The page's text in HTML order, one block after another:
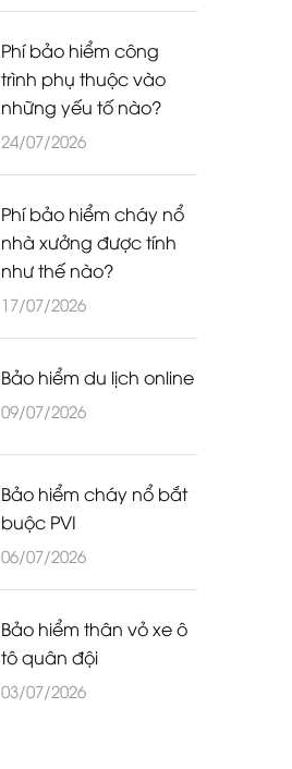
Phí bảo hiểm công
trình phụ thuộc vào
những yếu tố nào?
24/07/2026
Phí bảo hiểm cháy nổ
nhà xưởng được tính
như thế nào?
17/07/2026
Bảo hiểm du lịch online
09/07/2026
Bảo hiểm cháy nổ bắt
buộc PVI
06/07/2026
Bảo hiểm thân vỏ xe ô
tô quân đội
03/07/2026